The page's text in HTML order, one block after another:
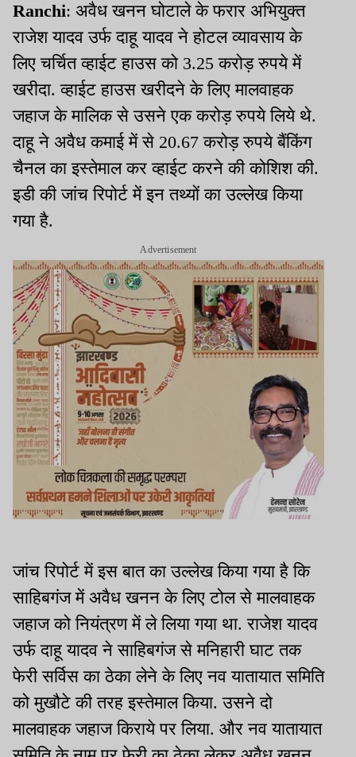
Ranchi: अवैध खनन घोटाले के फरार अभियुक्त
राजेश यादव उर्फ दाहू यादव ने होटल व्यावसाय के
लिए चर्चित व्हाईट हाउस को 3.25 करोड़ रुपये में
खरीदा. व्हाईट हाउस खरीदने के लिए मालवाहक
जहाज के मालिक से उसने एक करोड़ रुपये लिये थे.
दाहू ने अवैध कमाई में से 20.67 करोड़ रुपये बैंकिंग
चैनल का इस्तेमाल कर व्हाईट करने की कोशिश की.
इडी की जांच रिपोर्ट में इन तथ्यों का उल्लेख किया
गया है.
Advertisement
जांच रिपोर्ट में इस बात का उल्लेख किया गया है कि
साहिबगंज में अवैध खनन के लिए टोल से मालवाहक
जहाज को नियंत्रण में ले लिया गया था. राजेश यादव
उर्फ दाहू यादव ने साहिबगंज से मनिहारी घाट तक
फेरी सर्विस का ठेका लेने के लिए नव यातायात समिति
को मुखौटे की तरह इस्तेमाल किया. उसने दो
मालवाहक जहाज किराये पर लिया. और नव यातायात